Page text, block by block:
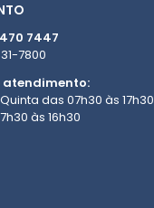
7447
7800
atendimento:
das 07h30 às 17h30
às 16h30